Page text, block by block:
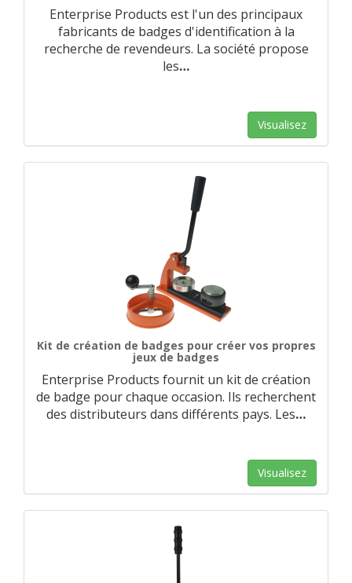
Enterprise Products est l'un des principaux
fabricants de badges d'identification à la
recherche de revendeurs. La société propose
les…
Visualisez
Kit de création de badges pour créer vos propres
jeux de badges
Enterprise Products fournit un kit de création
de badge pour chaque occasion. Ils recherchent
des distributeurs dans différents pays. Les…
Visualisez